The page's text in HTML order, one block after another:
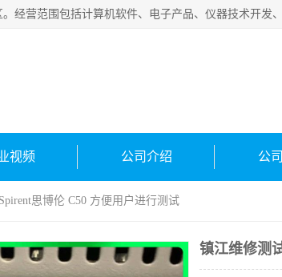
视频 公司介绍 公
思博伦 C50 方便用户进行测试
镇江维修测